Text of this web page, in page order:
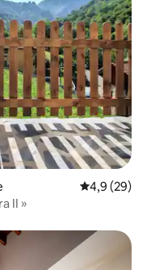
Évaluation
4,9 (29)
II »